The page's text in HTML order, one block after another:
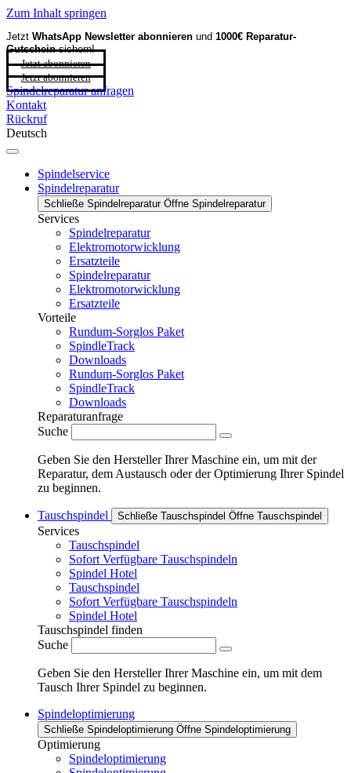
Zum Inhalt springen
Jetzt WhatsApp Newsletter abonnieren und 1000€ Reparatur-
Gutscheinsichern!
Jetzt abonnieren
Jetzt abonnieren
Spindelreparatur anfragen
Kontakt
Rückruf
Deutsch
Spindelservice
Spindelreparatur
Schließe Spindelreparatur Öffne Spindelreparatur
Services
Spindelreparatur
Elektromotorwicklung
Ersatzteile
Spindelreparatur
Elektromotorwicklung
Ersatzteile
Vorteile
Rundum-Sorglos Paket
SpindleTrack
Downloads
Rundum-Sorglos Paket
SpindleTrack
Downloads
Reparaturanfrage
Suche
Geben Sie den Hersteller Ihrer Maschine ein, um mit der
Reparatur, dem Austausch oder der Optimierung Ihrer Spindel
zu beginnen.
Tauschspindel Schließe Tauschspindel Öffne Tauschspindel
Services
Tauschspindel
Sofort Verfügbare Tauschspindeln
Spindel Hotel
Tauschspindel
Sofort Verfügbare Tauschspindeln
Spindel Hotel
Tauschspindel finden
Suche
Geben Sie den Hersteller Ihrer Maschine ein, um mit dem
Tausch Ihrer Spindel zu beginnen.
Spindeloptimierung
Schließe Spindeloptimierung Öffne Spindeloptimierung
Optimierung
Spindeloptimierung